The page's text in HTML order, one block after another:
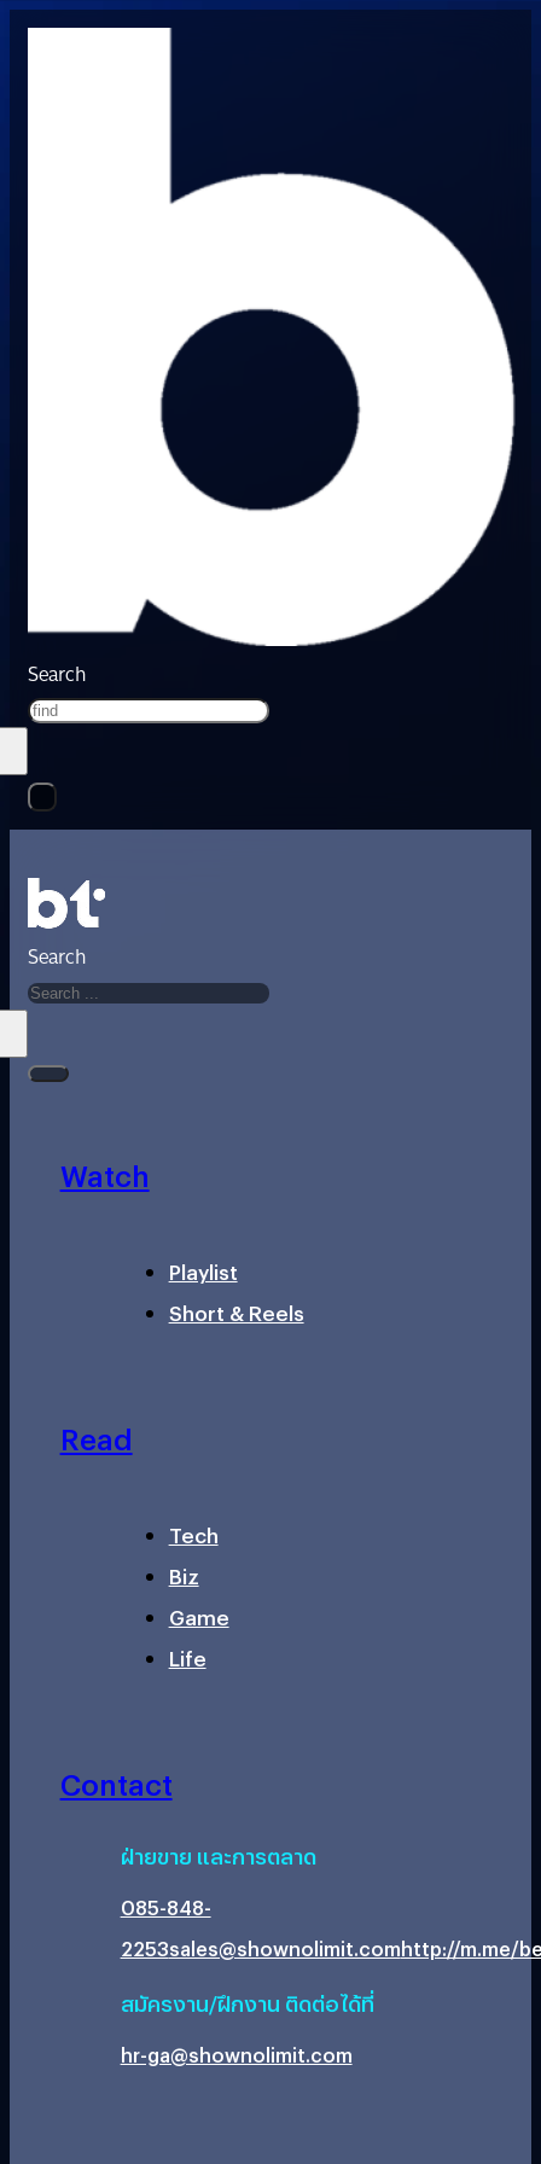
Search
Search
Watch
Playlist
Short & Reels
Read
Tech
Biz
Game
Life
Contact
ฝ่ายขาย และการตลาด
085-848-
2253sales@shownolimit.comhttp://m.me/
สมัครงาน/ฝึกงาน ติดต่อได้ที่
hr-ga@shownolimit.com